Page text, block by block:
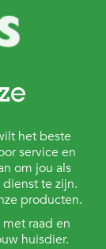
het beste
service en
om jou als
te zijn.
producten.
raad en
huisdier.